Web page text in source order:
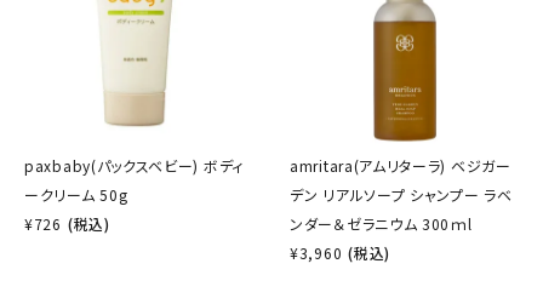
paxbaby(パックスベビー) ボディ
ークリーム 50g
¥726 (税込)
amritara(アムリターラ) ベジガー
デン リアルソープ シャンプー ラベ
ンダー＆ゼラニウム 300ｍl
¥3,960 (税込)